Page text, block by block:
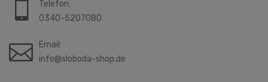
Telefon:
0340-5207080
Email:
info@sloboda-shop.de